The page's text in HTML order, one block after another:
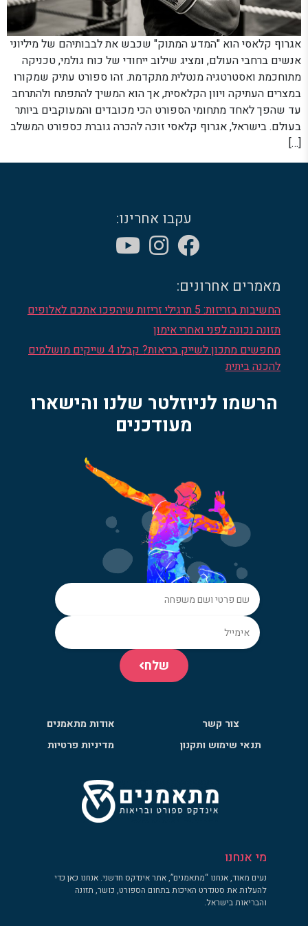
אגרוף קלאסי הוא "המדע המתוק" שכבש את לבבותיהם של מיליוני
אנשים ברחבי העולם, ומציג שילוב ייחודי של כוח גולמי, טכניקה
מתוחכמת ואסטרטגיה מנטלית מתקדמת. זהו ספורט עתיק שמקורו
במצרים העתיקה ויוון הקלאסית, אך הוא המשיך להתפתח ולהתרחב
עד שהפך לאחד מתחומי הספורט הכי מכובדים והמעוקבים ביותר
בעולם. בישראל, אגרוף קלאסי זוכה להכרה גוברת כספורט המשלב
[…]
עקבו אחרינו:
מאמרים אחרונים:
החשיבות בזריזות: 5 תרגילי זריזות שיהפכו אתכם לאלופים
תזונה נכונה לפני ואחרי אימון
מחפשים מתכון לשייק בריאות? קבלו 4 שייקים מושלמים
להכנה ביתית
הרשמו לניוזלטר שלנו והישארו
מעודכנים
שלח
צור קשר
אודות מתאמנים
תנאי שימוש ותקנון
מדיניות פרטיות
מי אנחנו
נעים מאוד, אנחנו “מתאמנים”, אתר אינדקס חדשני. אנחנו כאן כדי
להעלות את סטנדרט האיכות בתחום הספורט, כושר, תזונה
והבריאות בישראל.